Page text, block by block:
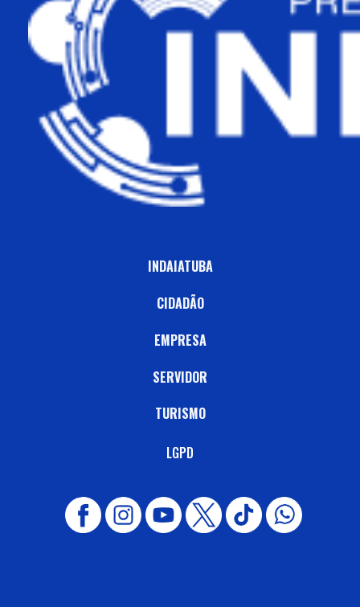
INDAIATUBA
CIDADÃO
EMPRESA
SERVIDOR
TURISMO
LGPD